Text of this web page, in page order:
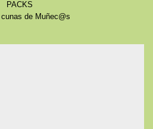
PACKS
de Muñec@s